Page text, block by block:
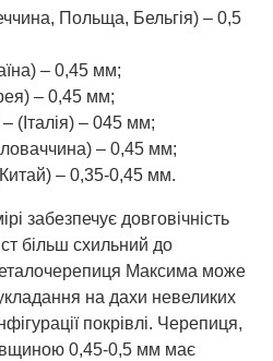
Польща, Бельгія) – 0,5
– 0,45 мм;
– 0,45 мм;
(Італія) – 045 мм;
– 0,45 мм;
– 0,35-0,45 мм.
забезпечує довговічність
більш схильний до
Максима може
на дахи невеликих
покрівлі. Черепиця,
0,45-0,5 мм має